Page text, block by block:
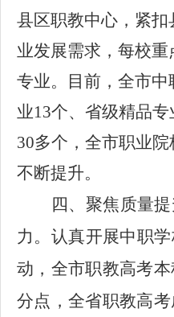
县区职教中心，紧
业发展需求， 每校重
专业。
目前，全市
业13个、 省级精品专
30多个 ， 全市职业
不断提升。
四、聚焦质量
力。 认真开展中职
动， 全市职教高考
分点 ，全省职教高